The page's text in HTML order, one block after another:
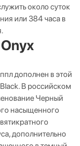
около суток
или 384 часа в
дополнен в этой
В российском
Черный
насыщенного
дополнительно